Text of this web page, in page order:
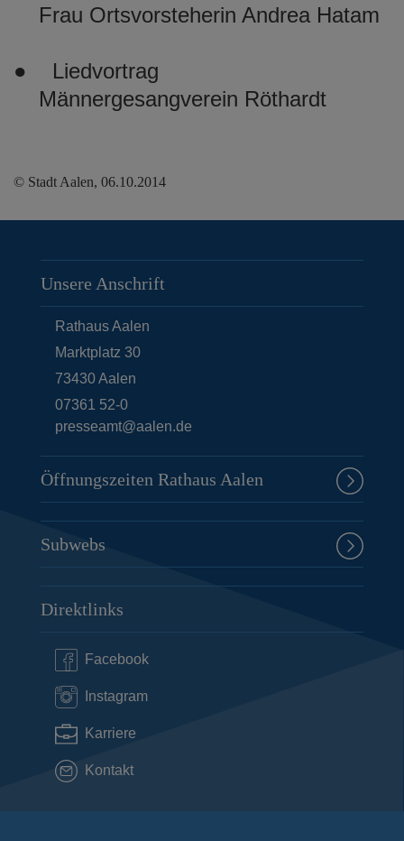
Frau Ortsvorsteherin Andrea Hatam
● Liedvortrag
Männergesangverein Röthardt
© Stadt Aalen, 06.10.2014
Unsere Anschrift
Rathaus Aalen
Marktplatz 30
73430Aalen
07361 52-0
presseamt@aalen.de
Öffnungszeiten Rathaus Aalen
Subwebs
Direktlinks
Facebook
Instagram
Karriere
Kontakt